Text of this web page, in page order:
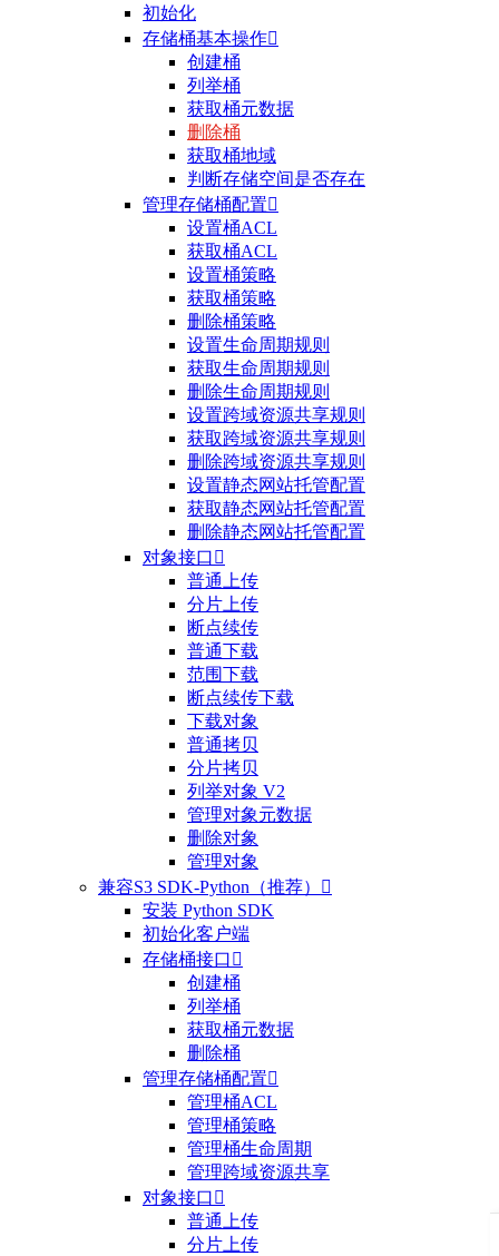
初始化
存储桶基本操作
创建桶
列举桶
获取桶元数据
删除桶
获取桶地域
判断存储空间是否存在
管理存储桶配置
设置桶ACL
获取桶ACL
设置桶策略
获取桶策略
删除桶策略
设置生命周期规则
获取生命周期规则
删除生命周期规则
设置跨域资源共享规则
获取跨域资源共享规则
删除跨域资源共享规则
设置静态网站托管配置
获取静态网站托管配置
删除静态网站托管配置
对象接口 
普通上传
分片上传
断点续传
普通下载
范围下载
断点续传下载
下载对象
普通拷贝
分片拷贝
列举对象 V2
管理对象元数据
删除对象
管理对象
兼容S3 SDK-Python（推荐）

安装 Python SDK
初始化客户端
存储桶接口 
创建桶
列举桶
获取桶元数据
删除桶
管理存储桶配置
管理桶ACL
管理桶策略
管理桶生命周期
管理跨域资源共享
对象接口 
普通上传
分片上传